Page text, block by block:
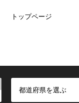
トップページ
都道府県を選ぶ